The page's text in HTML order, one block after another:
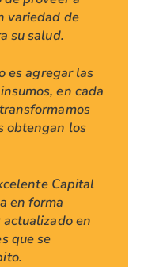
variedad de
su salud.
es agregar las
en cada
obtengan los
Capital
en forma
en
que se